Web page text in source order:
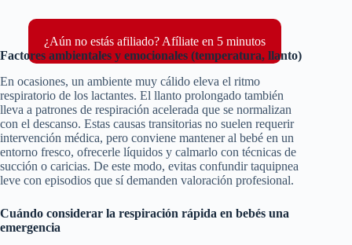
¿Aún no estás afiliado? Afíliate en 5 minutos
Factores ambientales y emocionales (temperatura, llanto)
En ocasiones, un ambiente muy cálido eleva el ritmo
respiratorio de los lactantes. El llanto prolongado también
lleva a patrones de respiración acelerada que se normalizan
con el descanso. Estas causas transitorias no suelen requerir
intervención médica, pero conviene mantener al bebé en un
entorno fresco, ofrecerle líquidos y calmarlo con técnicas de
succión o caricias. De este modo, evitas confundir taquipnea
leve con episodios que sí demanden valoración profesional.
Cuándo considerar la respiración rápida en bebés una
emergencia